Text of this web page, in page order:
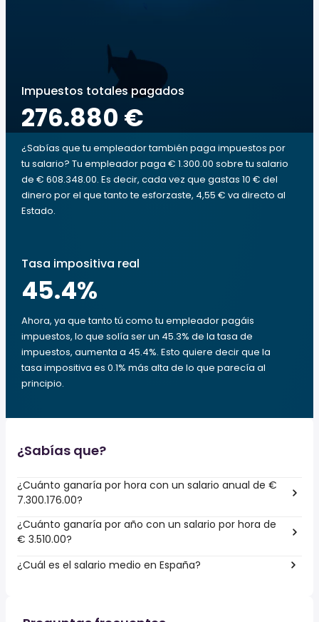
Impuestos totales pagados
276.880 €
¿Sabías que tu empleador también paga impuestos por
tu salario? Tu empleador paga € 1.300.00 sobre tu salario
de € 608.348.00. Es decir, cada vez que gastas 10 € del
dinero por el que tanto te esforzaste, 4,55 € va directo al
Estado.
Tasa impositiva real
45.4%
Ahora, ya que tanto tú como tu empleador pagáis
impuestos, lo que solía ser un 45.3% de la tasa de
impuestos, aumenta a 45.4%. Esto quiere decir que la
tasa impositiva es 0.1% más alta de lo que parecía al
principio.
¿Sabías que?
¿Cuánto ganaría por hora con un salario anual de €
7.300.176.00?
¿Cuánto ganaría por año con un salario por hora de
€ 3.510.00?
¿Cuál es el salario medio en España?